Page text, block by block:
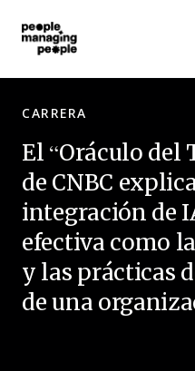
CARRERA
El “Oráculo del
de CNBC
integración de
efectiva como
y las prácticas
de una